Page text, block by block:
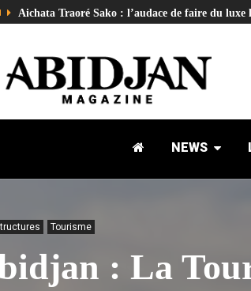
Aichata Traoré Sako : l’audace de faire du luxe
NEWS
Tourisme
: La